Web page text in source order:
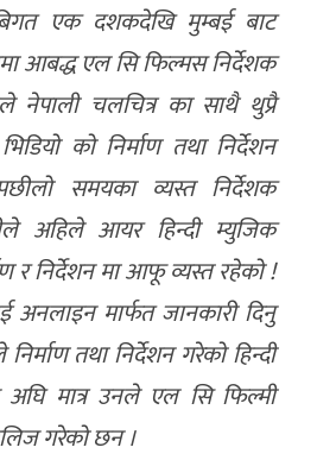
एक दशकदेखि मुम्बई बाट
आबद्ध एल सि फिल्मस निर्देशक
नेपाली चलचित्र का साथै थुप्रै
को निर्माण तथा निर्देशन
समयका व्यस्त निर्देशक
अहिले आयर हिन्दी म्युजिक
र निर्देशन मा आफू व्यस्त रहेको !
अनलाइन मार्फत जानकारी दिनु
तथा निर्देशन गरेको हिन्दी
मात्र उनले एल सि फिल्मी
गरेको छन ।